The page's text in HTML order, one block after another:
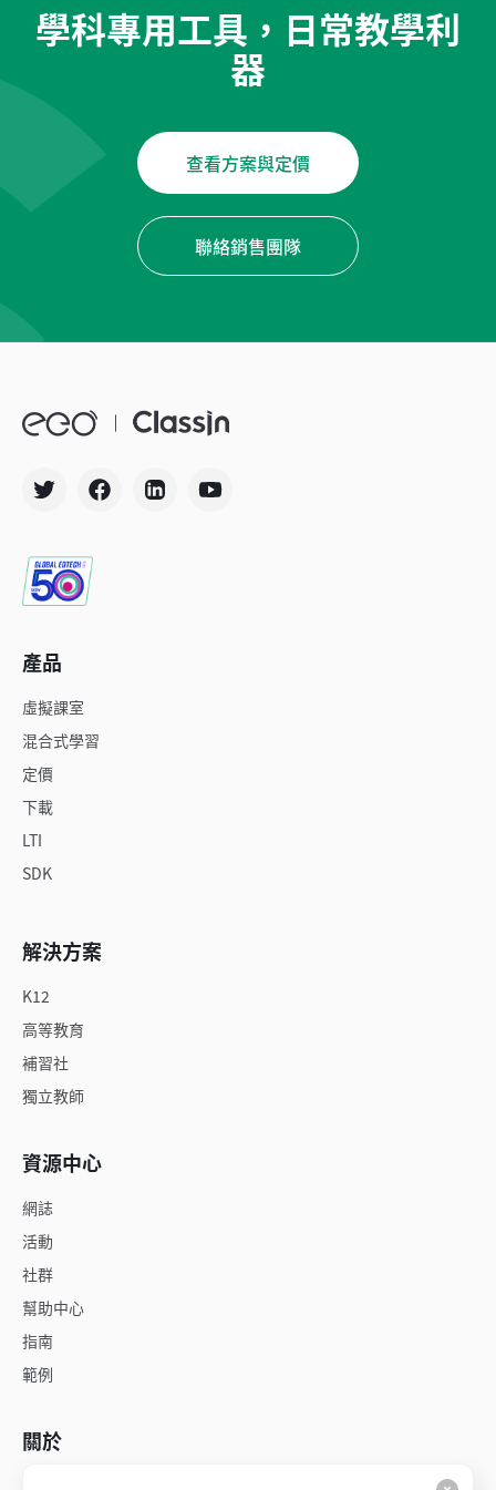
學科專用工具，日常教學利
器
查看方案與定價
聯絡銷售團隊
產品
虛擬課室
混合式學習
定價
下載
LTI
SDK
解決方案
K12
高等教育
補習社
獨立教師
資源中心
網誌
活動
社群
幫助中心
指南
範例
關於